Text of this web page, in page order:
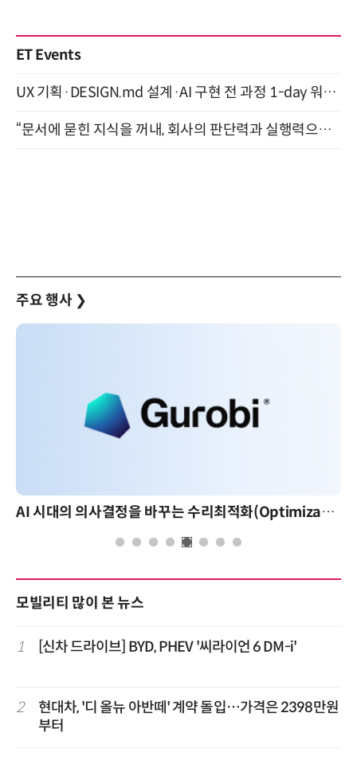
ET Events
UX 기획·DESIGN.md 설계·AI 구현 전 과정 1-day 워크숍 with Claude Code·Codex 9월 15일 개최
“문서에 묻힌 지식을 꺼내, 회사의 판단력과 실행력으로 바꾸다” (8/20)
주요 행사 ❯
AI 시대의 의사결정을 바꾸는 수리최적화(Optimization): 실제 산업 적용 사례와 활용 전략
모빌리티 많이 본 뉴스
1 [신차 드라이브] BYD, PHEV '씨라이언 6 DM-i'
2
현대차, '디 올뉴 아반떼' 계약 돌입…가격은 2398만원
부터